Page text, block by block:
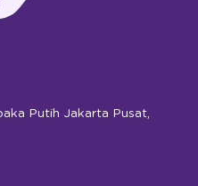
Putih Jakarta Pusat,